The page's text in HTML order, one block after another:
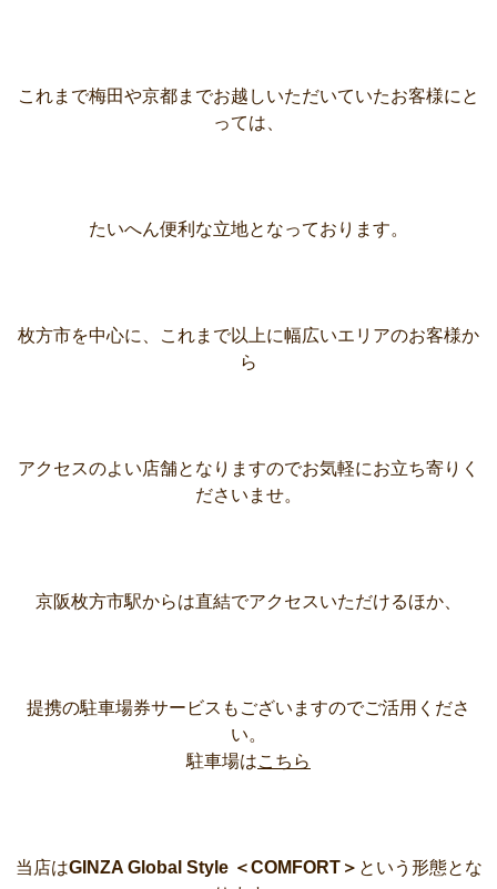
これまで梅田や京都までお越しいただいていたお客様にと
っては、
たいへん便利な立地となっております。
枚方市を中心に、これまで以上に幅広いエリアのお客様か
ら
アクセスのよい店舗となりますのでお気軽にお立ち寄りく
ださいませ。
京阪枚方市駅からは直結でアクセスいただけるほか、
提携の駐車場券サービスもございますのでご活用くださ
い。
駐車場はこちら
当店はGINZA Global Style ＜COMFORT＞ という形態とな